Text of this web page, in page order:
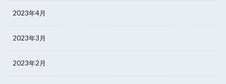
2023年4月
2023年3月
2023年2月